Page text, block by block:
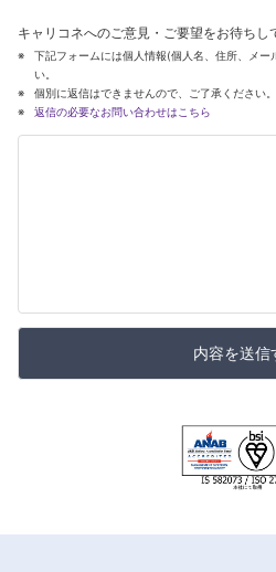
キャリコネへのご意見・ご要望をお待ちし
下記フォームには個人情報(個人名、住所、メー
い。
個別に返信はできませんので、ご了承ください。
返信の必要なお問い合わせはこちら
内容を送信